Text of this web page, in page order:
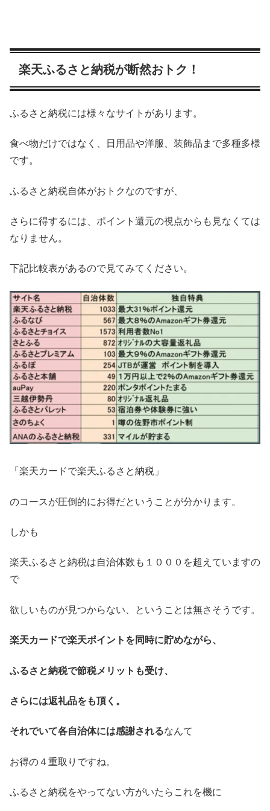
楽天ふるさと納税が断然おトク！
ふるさと納税には様々なサイトがあります。
食べ物だけではなく、日用品や洋服、装飾品まで多種多様
です。
ふるさと納税自体がおトクなのですが、
さらに得するには、ポイント還元の視点からも見なくては
なりません。
下記比較表があるので見てみてください。
「楽天カードで楽天ふるさと納税」
のコースが圧倒的にお得だということが分かります。
しかも
楽天ふるさと納税は自治体数も１０００を超えていますの
で
欲しいものが見つからない、ということは無さそうです。
楽天カードで楽天ポイントを同時に貯めながら、
ふるさと納税で節税メリットも受け、
さらには返礼品をも頂く。
それでいて各自治体には感謝されるなんて
お得の４重取りですね。
ふるさと納税をやってない方がいたらこれを機に